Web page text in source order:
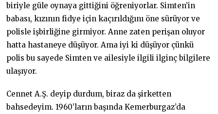
biriyle güle oynaya gittiğini öğreniyorlar. Simten’in
babası, kızının fidye için kaçırıldığını öne sürüyor ve
polisle işbirliğine girmiyor. Anne zaten perişan oluyor
hatta hastaneye düşüyor. Ama iyi ki düşüyor çünkü
polis bu sayede Simten ve ailesiyle ilgili ilginç bilgilere
ulaşıyor.
Cennet A.Ş. deyip durdum, biraz da şirketten
bahsedeyim. 1960’ların başında Kemerburgaz’da